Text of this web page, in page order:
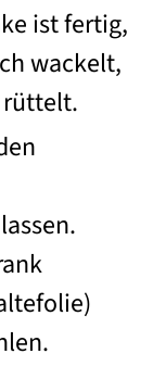
ist fertig,
wackelt,
rüttelt.